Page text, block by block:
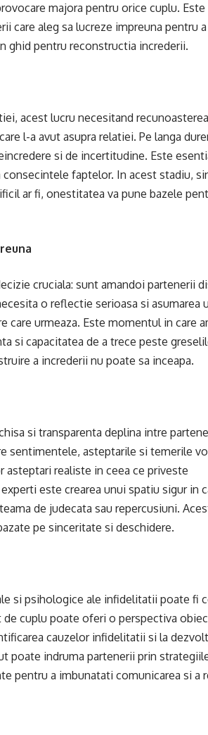
majora pentru orice cuplu. Este
care aleg sa lucreze impreuna pentru
ghid pentru reconstructia increderii.
acest lucru necesitand
l-a avut asupra relatiei. Pe langa
si de incertitudine. Este
faptelor. In acest stadiu,
ar fi, onestitatea va pune bazele
cruciala: sunt amandoi partenerii
o reflectie serioasa si asumarea
care urmeaza. Este momentul in care
si capacitatea de a trece peste
a increderii nu poate sa inceapa.
si transparenta deplina intre
sentimentele, asteptarile si temerile
asteptari realiste in ceea ce priveste
este crearea unui spatiu sigur in
de judecata sau repercusiuni.
pe sinceritate si deschidere.
si psihologice ale infidelitatii poate fi
cuplu poate oferi o perspectiva
cauzelor infidelitatii si la
poate indruma partenerii prin
pentru a imbunatati comunicarea si a